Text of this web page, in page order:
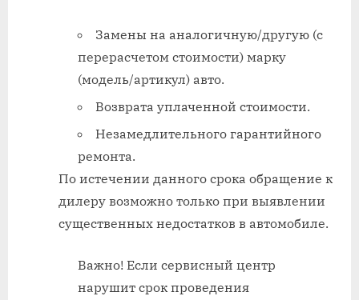
Замены на аналогичную/другую (с
перерасчетом стоимости) марку
(модель/артикул) авто.
Возврата уплаченной стоимости.
Незамедлительного гарантийного
ремонта.
По истечении данного срока обращение к
дилеру возможно только при выявлении
существенных недостатков в автомобиле.
Важно! Если сервисный центр
нарушит срок проведения